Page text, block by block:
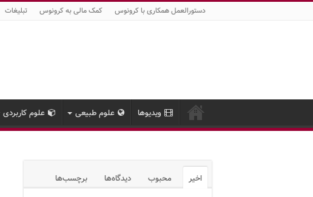
دستورالعمل همکاری با کرونوس کمک مالی به کرونوس تبلیغات
ویدیوها علوم طبیعی علوم کاربردی
اخیر محبوب دیدگاه‌ها برچسب‌ها